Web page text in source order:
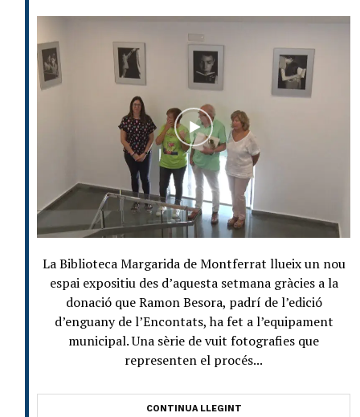
La Biblioteca Margarida de Montferrat llueix un nou
espai expositiu des d’aquesta setmana gràcies a la
donació que Ramon Besora, padrí de l’edició
d’enguany de l’Encontats, ha fet a l’equipament
municipal. Una sèrie de vuit fotografies que
representen el procés...
CONTINUA LLEGINT